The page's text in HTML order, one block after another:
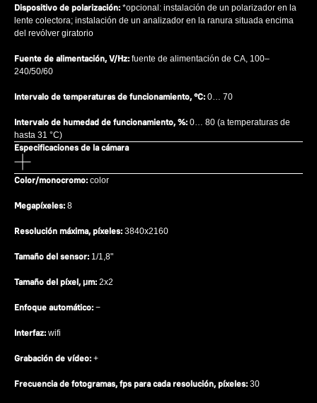
Dispositivo de polarización: *opcional: instalación de un polarizador en la
lente colectora; instalación de un analizador en la ranura situada encima
del revólver giratorio
Fuente de alimentación, V/Hz: fuente de alimentación de CA, 100–
240/50/60
Intervalo de temperaturas de funcionamiento, °C: 0… 70
Intervalo de humedad de funcionamiento, %: 0… 80 (a temperaturas de
hasta 31 °C)
Especificaciones de la cámara
Color/monocromo: color
Megapíxeles: 8
Resolución máxima, píxeles: 3840x2160
Tamaño del sensor: 1/1,8"
Tamaño del píxel, μm: 2x2
Enfoque automático: −
Interfaz: wifi
Grabación de vídeo: +
Frecuencia de fotogramas, fps para cada resolución, píxeles: 30